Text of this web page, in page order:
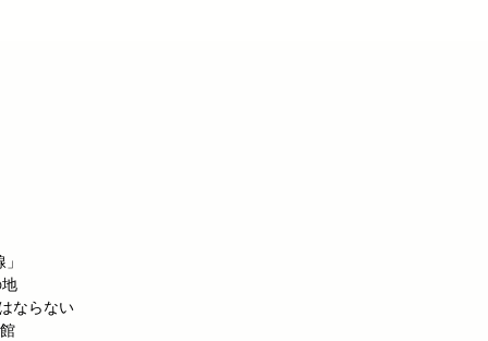
ならない